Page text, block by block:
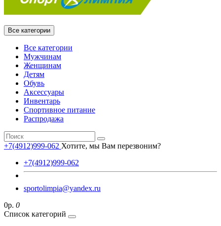
Все категории
Все категории
Мужчинам
Женщинам
Детям
Обувь
Аксессуары
Инвентарь
Спортивное питание
Распродажа
+7(4912)999-062 Хотите, мы Вам перезвоним?
+7(4912)999-062
sportolimpia@yandex.ru
0р. 0
Список категорий